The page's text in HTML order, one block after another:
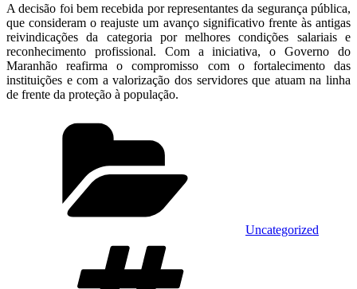
A decisão foi bem recebida por representantes da segurança pública,
que consideram o reajuste um avanço significativo frente às antigas
reivindicações da categoria por melhores condições salariais e
reconhecimento profissional. Com a iniciativa, o Governo do
Maranhão reafirma o compromisso com o fortalecimento das
instituições e com a valorização dos servidores que atuam na linha
de frente da proteção à população.
Uncategorized